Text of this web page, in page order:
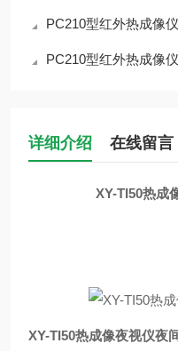
PC210型红外热成像
PC210型红外热成像仪 提
详细介绍 在线留言
XY-TI50热成
XY-TI50热成像夜视仪夜